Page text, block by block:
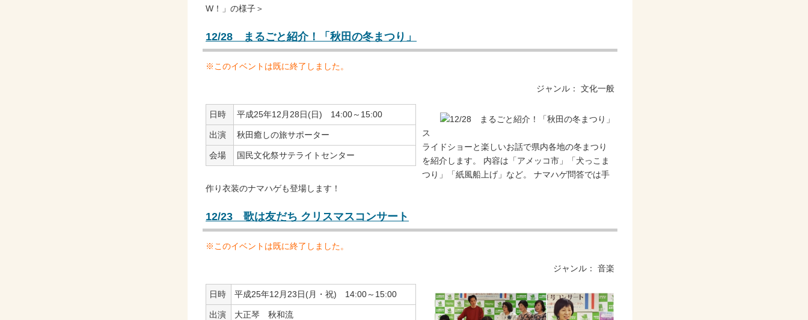
W！」の様子＞
12/28 まるごと紹介！「秋田の冬まつり」
※このイベントは既に終了しました。
ジャンル： 文化一般
日時 平成25年12月28日(日) 14:00～15:00
出演 秋田癒しの旅サポーター
会場 国民文化祭サテライトセンター
ス
ライドショーと楽しいお話で県内各地の冬まつり
を紹介します。 内容は「アメッコ市」「犬っこま
つり」「紙風船上げ」など。 ナマハゲ問答では手
作り衣装のナマハゲも登場します！
12/23 歌は友だち クリスマスコンサート
※このイベントは既に終了しました。
ジャンル： 音楽
日時 平成25年12月23日(月・祝) 14:00～15:00
出演 大正琴 秋和流